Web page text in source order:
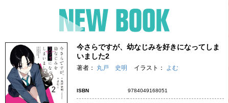
今さらですが、幼なじみを好きになってしま
いました2
著者： 丸戸 史明 イラスト： よむ
ISBN 9784049168051